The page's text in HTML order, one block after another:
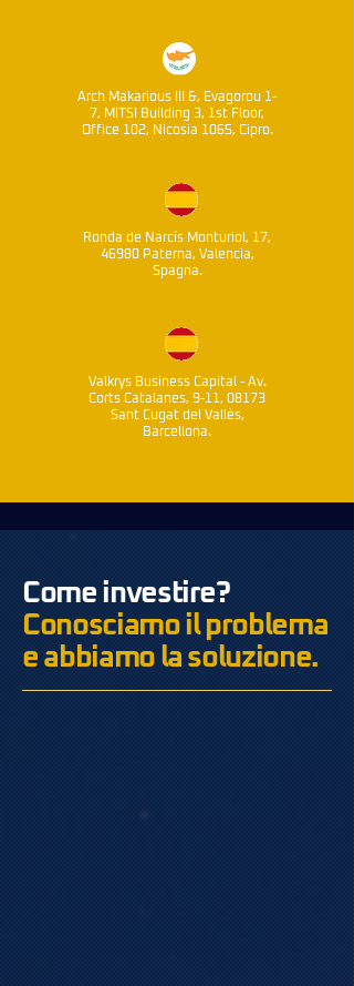
Come investire?
Conosciamo il problema
e abbiamo la soluzione.
Arch Makarious III &, Evagorou 1-
7, MITSI Building 3, 1st Floor,
Office 102, Nicosia 1065, Cipro.​
Ronda de Narcís Monturiol, 17,
46980 Paterna, Valencia,
Spagna.
Valkrys Business Capital - Av.
Corts Catalanes, 9-11, 08173
Sant Cugat del Vallès,
Barcellona.